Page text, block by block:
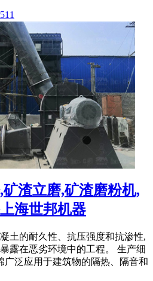
渣立磨,矿渣磨粉机,
海世邦机器
土的耐久性、抗压强度和抗渗性,
露在恶劣环境中的工程。 生产细
广泛应用于建筑物的隔热、隔音和